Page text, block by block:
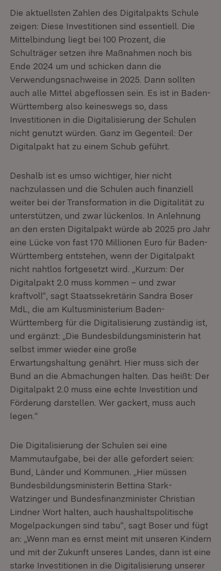
Die aktuellsten Zahlen des Digitalpakts Schule
zeigen: Diese Investitionen sind essentiell. Die
Mittelbindung liegt bei 100 Prozent, die
Schulträger setzen ihre Maßnahmen noch bis
Ende 2024 um und schicken dann die
Verwendungsnachweise in 2025. Dann sollten
auch alle Mittel abgeflossen sein. Es ist in Baden-
Württemberg also keineswegs so, dass
Investitionen in die Digitalisierung der Schulen
nicht genutzt würden. Ganz im Gegenteil: Der
Digitalpakt hat zu einem Schub geführt.
Deshalb ist es umso wichtiger, hier nicht
nachzulassen und die Schulen auch finanziell
weiter bei der Transformation in die Digitalität zu
unterstützen, und zwar lückenlos. In Anlehnung
an den ersten Digitalpakt würde ab 2025 pro Jahr
eine Lücke von fast 170 Millionen Euro für Baden-
Württemberg entstehen, wenn der Digitalpakt
nicht nahtlos fortgesetzt wird. „Kurzum: Der
Digitalpakt 2.0 muss kommen – und zwar
kraftvoll“, sagt Staatssekretärin Sandra Boser
MdL, die am Kultusministerium Baden-
Württemberg für die Digitalisierung zuständig ist,
und ergänzt: „Die Bundesbildungsministerin hat
selbst immer wieder eine große
Erwartungshaltung genährt. Hier muss sich der
Bund an die Abmachungen halten. Das heißt: Der
Digitalpakt 2.0 muss eine echte Investition und
Förderung darstellen. Wer gackert, muss auch
legen.“
Die Digitalisierung der Schulen sei eine
Mammutaufgabe, bei der alle gefordert seien:
Bund, Länder und Kommunen. „Hier müssen
Bundesbildungsministerin Bettina Stark-
Watzinger und Bundesfinanzminister Christian
Lindner Wort halten, auch haushaltspolitische
Mogelpackungen sind tabu“, sagt Boser und fügt
an: „Wenn man es ernst meint mit unseren Kindern
und mit der Zukunft unseres Landes, dann ist eine
starke Investitionen in die Digitalisierung unserer